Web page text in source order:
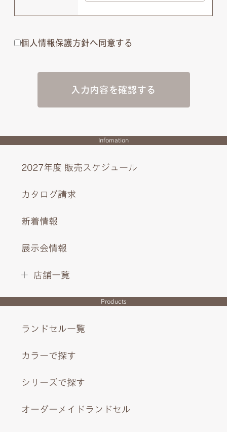
個人情報保護方針へ同意する
入力内容を確認する
Infomation
2027年度 販売スケジュール
カタログ請求
新着情報
展示会情報
店舗一覧
Products
ランドセル一覧
カラーで探す
シリーズで探す
オーダーメイドランドセル